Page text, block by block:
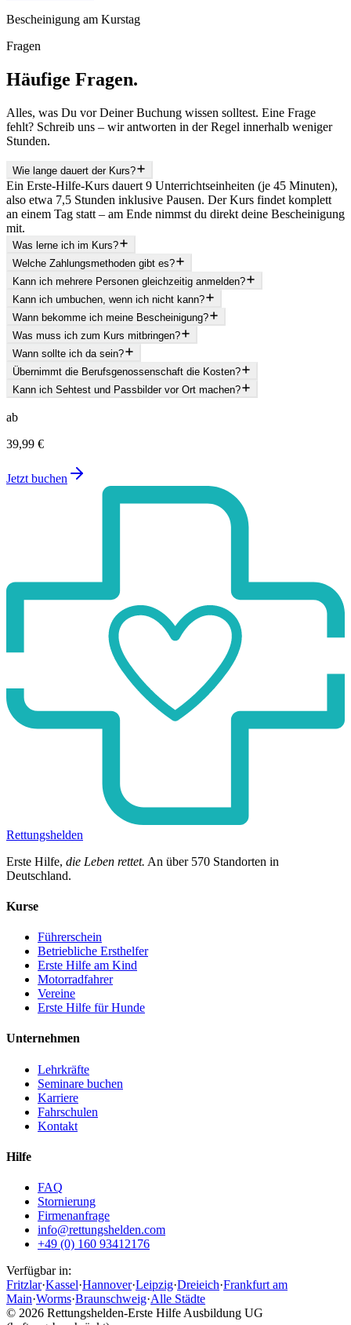
Bescheinigung am Kurstag
Fragen
Häufige Fragen.
Alles, was Du vor Deiner Buchung wissen solltest. Eine Frage
fehlt? Schreib uns – wir antworten in der Regel innerhalb weniger
Stunden.
Wie lange dauert der Kurs?
Ein Erste-Hilfe-Kurs dauert 9 Unterrichtseinheiten (je 45 Minuten),
also etwa 7,5 Stunden inklusive Pausen. Der Kurs findet komplett
an einem Tag statt – am Ende nimmst du direkt deine Bescheinigung
mit.
Was lerne ich im Kurs?
Welche Zahlungsmethoden gibt es?
Kann ich mehrere Personen gleichzeitig anmelden?
Kann ich umbuchen, wenn ich nicht kann?
Wann bekomme ich meine Bescheinigung?
Was muss ich zum Kurs mitbringen?
Wann sollte ich da sein?
Übernimmt die Berufsgenossenschaft die Kosten?
Kann ich Sehtest und Passbilder vor Ort machen?
ab
39,99 €
Jetzt buchen
Rettungshelden
Erste Hilfe, die Leben rettet. An über 570 Standorten in
Deutschland.
Kurse
Führerschein
Betriebliche Ersthelfer
Erste Hilfe am Kind
Motorradfahrer
Vereine
Erste Hilfe für Hunde
Unternehmen
Lehrkräfte
Seminare buchen
Karriere
Fahrschulen
Kontakt
Hilfe
FAQ
Stornierung
Firmenanfrage
info@rettungshelden.com
+49 (0) 160 93412176
Verfügbar in:
Fritzlar·Kassel·Hannover·Leipzig·Dreieich·Frankfurt am
Main·Worms·Braunschweig·Alle Städte
© 2026 Rettungshelden-Erste Hilfe Ausbildung UG